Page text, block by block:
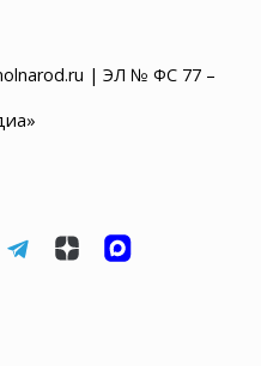
| ЭЛ № ФС 77 –